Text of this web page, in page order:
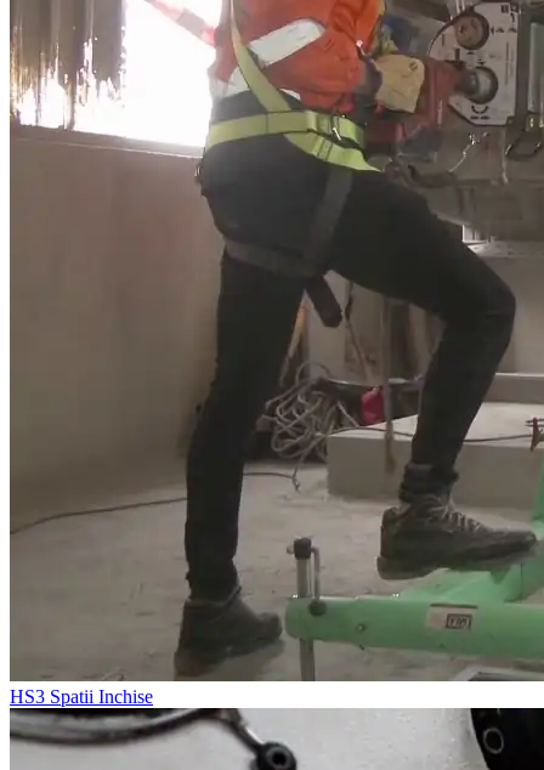
HS3 Spatii Inchise